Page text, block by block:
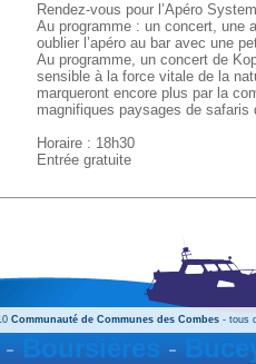
Rendez-vous pour l’Apéro
Au programme : un concert, une
oublier l’apéro au bar avec une
Au programme, un concert de
sensible à la force vitale de la
marqueront encore plus par la
magnifiques paysages de
Horaire : 18h30
Entrée gratuite
Communauté de Communes des Combes- tous
- Boursières -